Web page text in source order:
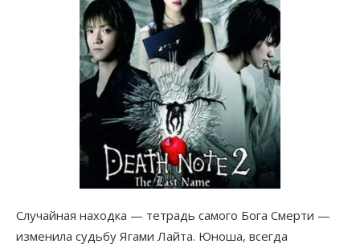
Случайная находка — тетрадь самого Бога Смерти —
изменила судьбу Ягами Лайта. Юноша, всегда